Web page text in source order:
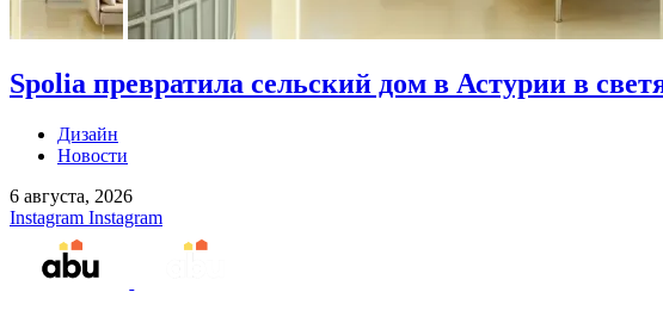
Spolia превратила сельский дом в Астурии в
Дизайн
Новости
6 августа, 2026
Instagram Instagram